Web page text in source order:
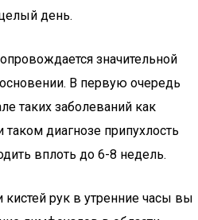
день.
значительной
В первую очередь
таких заболеваний как
диагнозе припухлость
вплоть до 6-8 недель.
рук в утренние часы вы